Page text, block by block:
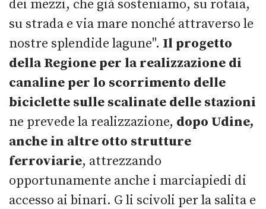
dei mezzi, che già sosteniamo, su rotaia,
su strada e via mare nonché attraverso le
nostre splendide lagune". Il progetto
della Regione per la realizzazione di
canaline per lo scorrimento delle
biciclette sulle scalinate delle stazioni
ne prevede la realizzazione, dopo Udine,
anche in altre otto strutture
ferroviarie, attrezzando
opportunamente anche i marciapiedi di
accesso ai binari. G li scivoli per la salita e